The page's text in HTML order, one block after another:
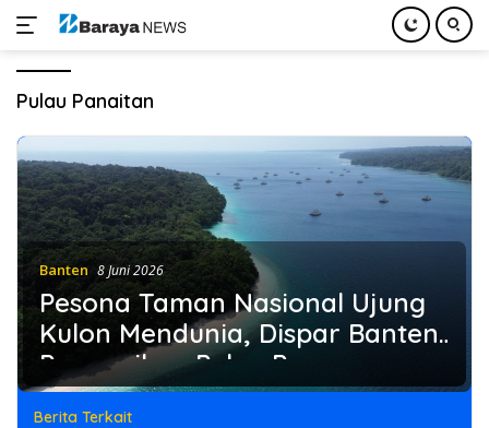
konten
Pulau Panaitan
Banten 8 Juni 2026
Pesona Taman Nasional Ujung
Kulon Mendunia, Dispar Banten
Promosikan Pulau Peucang
hingga Panaitan
Berita Terkait